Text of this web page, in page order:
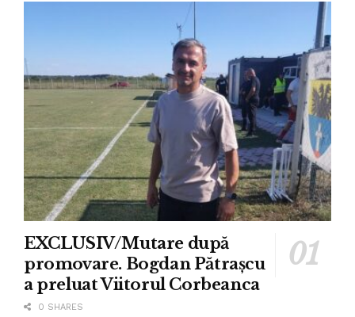
EXCLUSIV/Mutare după
promovare. Bogdan Pătrașcu
a preluat Viitorul Corbeanca
0 SHARES